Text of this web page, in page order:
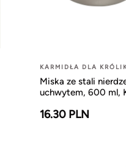
KARMIDŁA DLA
Miska ze stali
uchwytem, 600 ml,
16.30 PLN